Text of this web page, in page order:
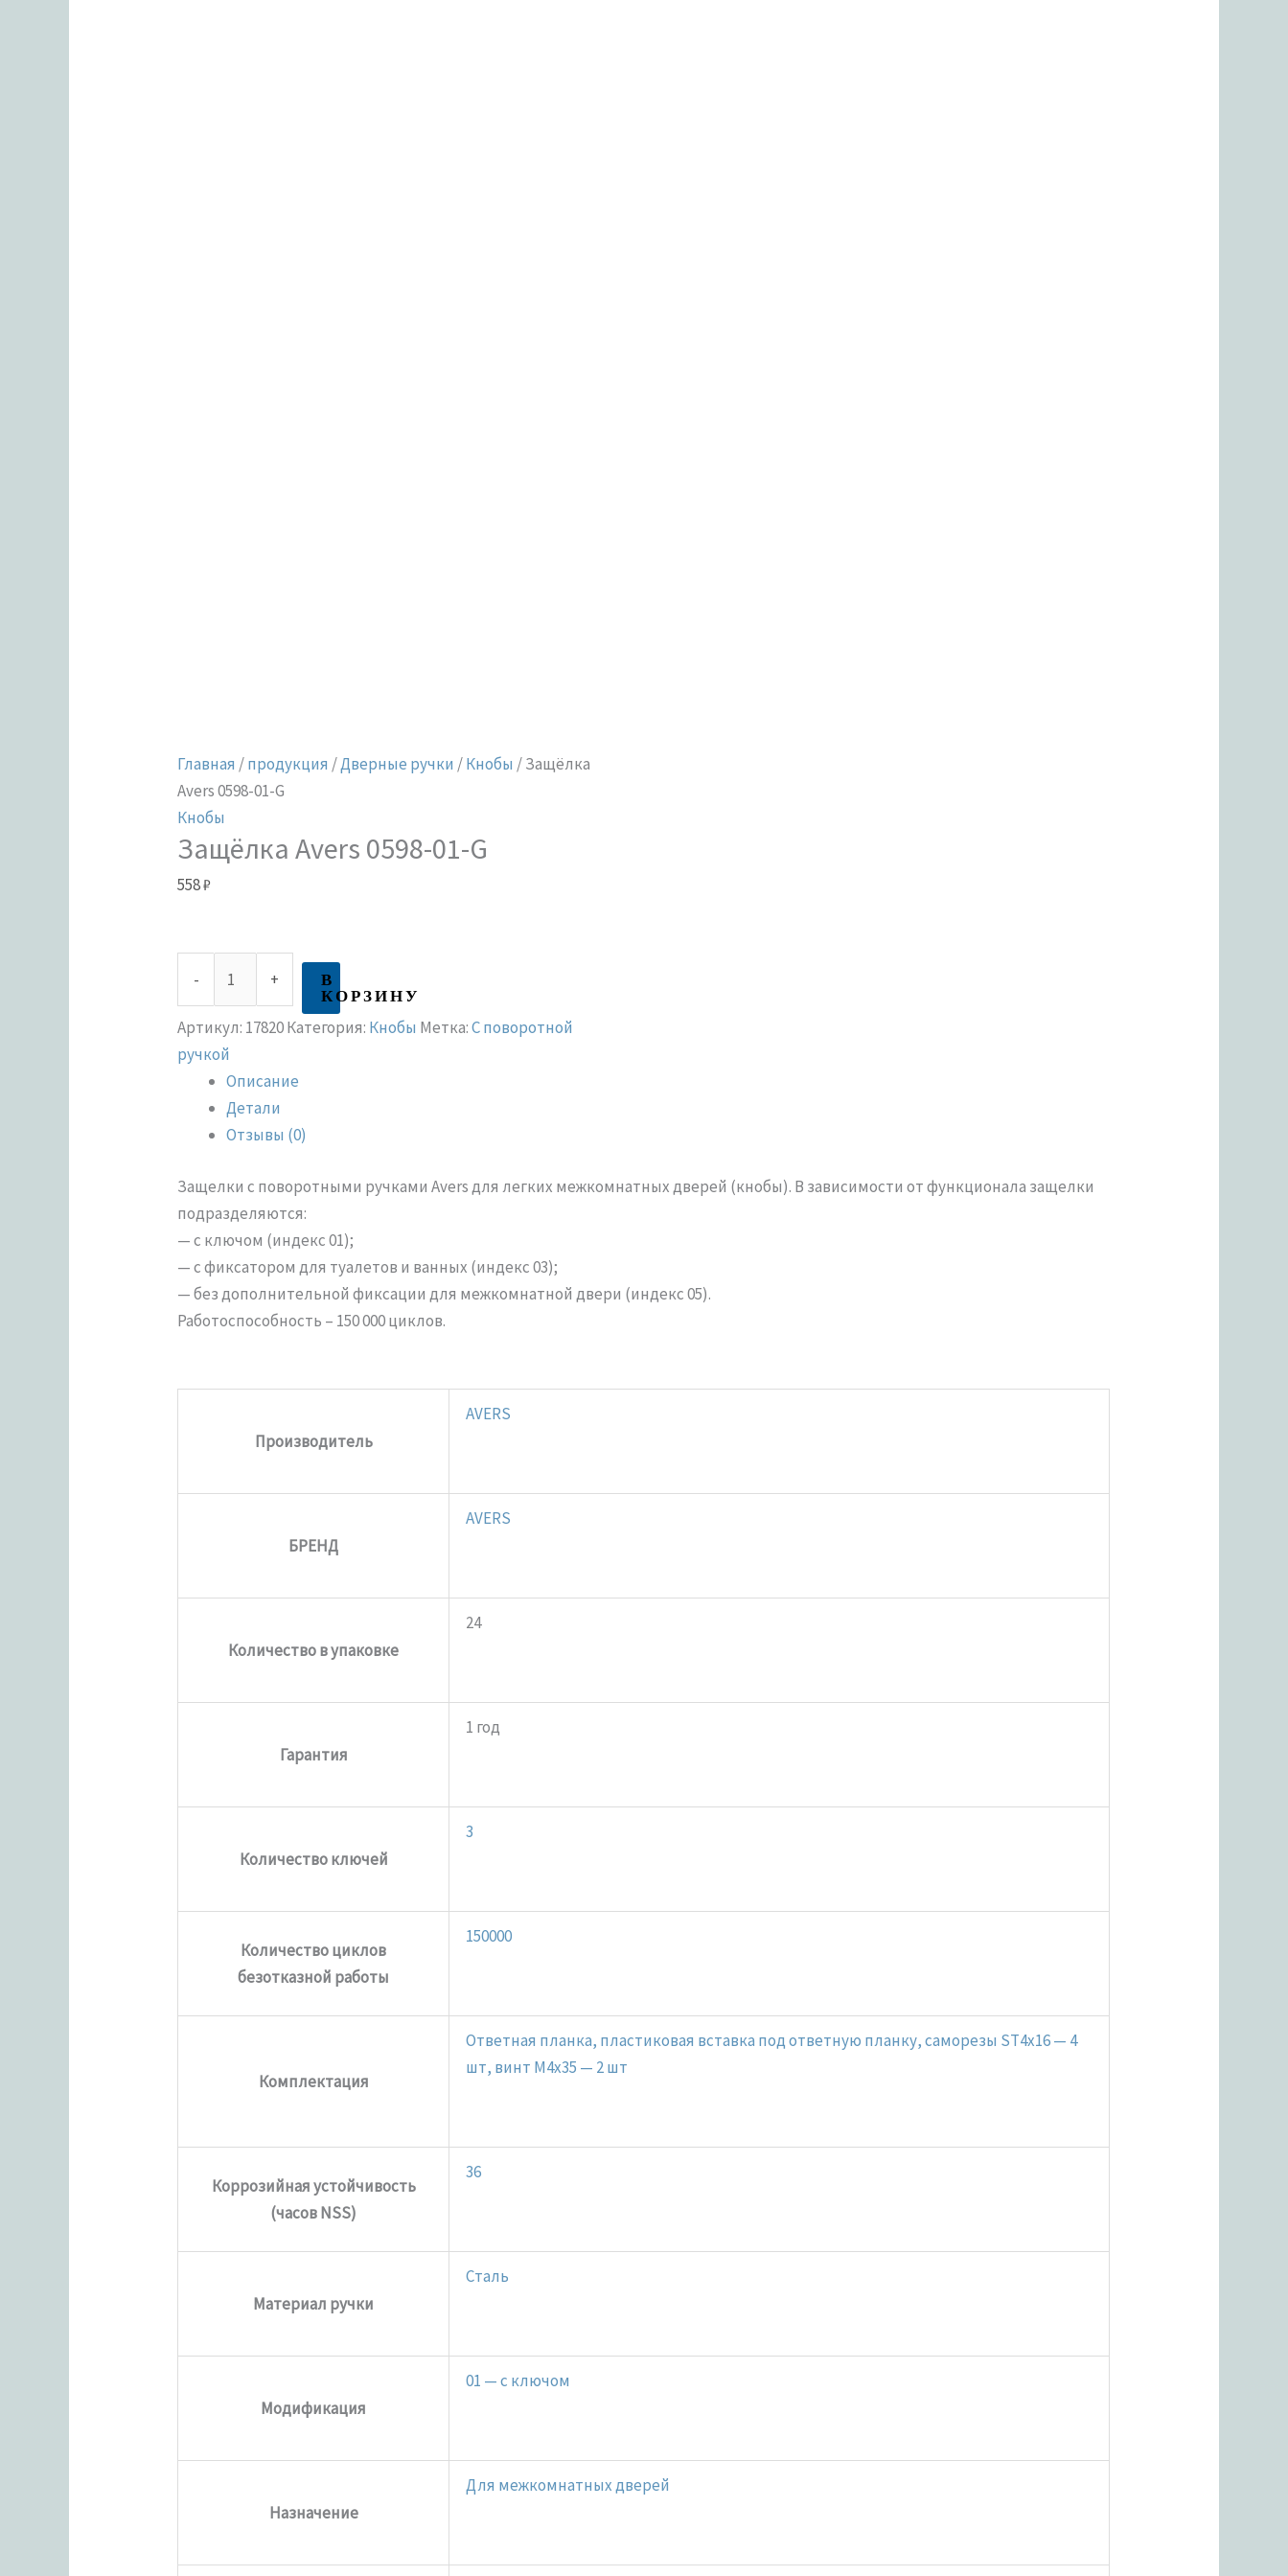
Главная /продукция /Дверные ручки /Кнобы / Защёлка
Avers 0598-01-G
Кнобы
Защёлка Avers 0598-01-G
558₽
- + В
КОРЗИНУ
Артикул: 17820Категория: Кнобы Метка:С поворотной
ручкой
Описание
Детали
Отзывы (0)
Защелки c поворотными ручками Avers для легких межкомнатных дверей (кнобы). В зависимости от функционала защелки
подразделяются:
— с ключом (индекс 01);
— с фиксатором для туалетов и ванных (индекс 03);
— без дополнительной фиксации для межкомнатной двери (индекс 05).
Работоспособность – 150 000 циклов.
Производитель
AVERS
БРЕНД
AVERS
Количество в упаковке
24
Гарантия
1 год
Количество ключей
3
Количество циклов
безотказной работы
150000
Комплектация
Ответная планка, пластиковая вставка под ответную планку, саморезы ST4x16 — 4
шт, винт M4x35 — 2 шт
Коррозийная устойчивость
(часов NSS)
36
Материал ручки
Сталь
Модификация
01 — с ключом
Назначение
Для межкомнатных дверей